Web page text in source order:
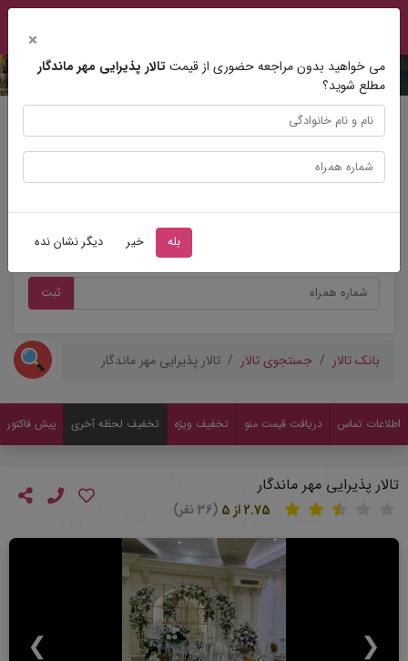
ثبت
بانک تالار جستجوی تالار تالار پذیرایی مهر ماندگار
اطلاعات تماس دریافت قیمت منو تخفیف ویژه تخفیف لحظه آخری پیش فاکتور
تالار پذیرایی مهر ماندگار
(36 نفر)
❮
❯
×
می خواهید بدون مراجعه حضوری از قیمت تالار پذیرایی مهر ماندگار
مطلع شوید؟
بله خیر دیگر نشان نده